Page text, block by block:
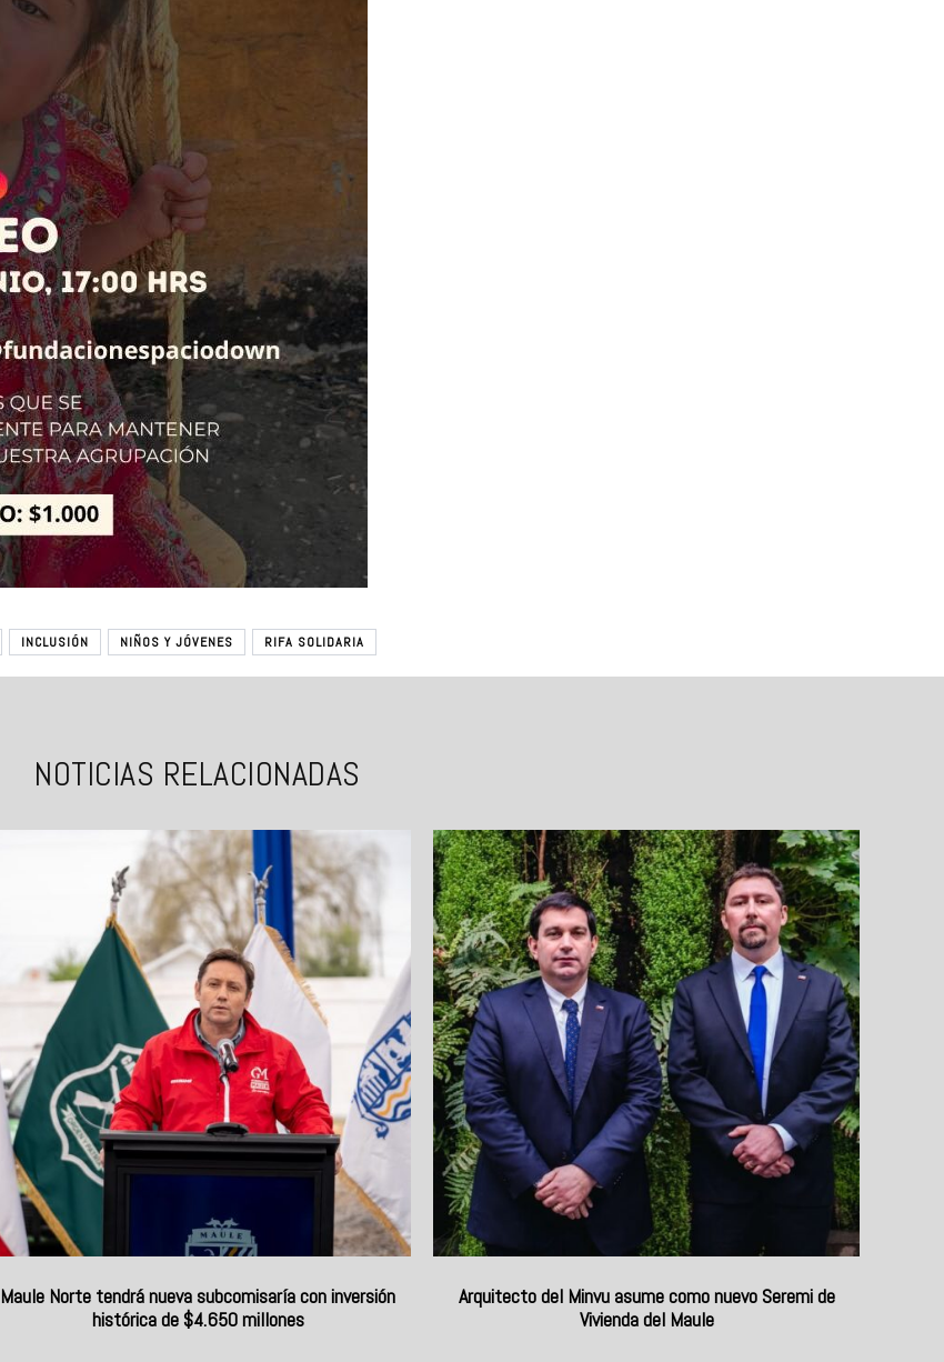
INCLUSIÓN NIÑOS Y JÓVENES RIFA SOLIDARIA
NOTICIAS RELACIONADAS
Maule Norte tendrá nueva subcomisaría con inversión
histórica de $4.650 millones
Arquitecto del Minvu asume como nuevo Seremi de
Vivienda del Maule